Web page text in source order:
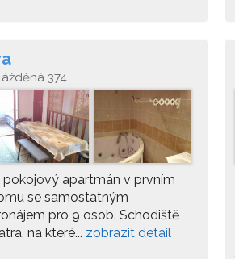
374
pokojový apartmán v prvním
se samostatným
pro 9 osob. Schodiště
na které... zobrazit detail